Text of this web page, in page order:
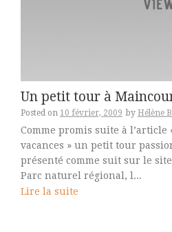
Un petit tour à
Posted on 10 février, 2009 by Hélène
Comme promis suite à l’article
vacances » un petit tour
présenté comme suit sur le
Parc naturel régional, l...
Lire la suite